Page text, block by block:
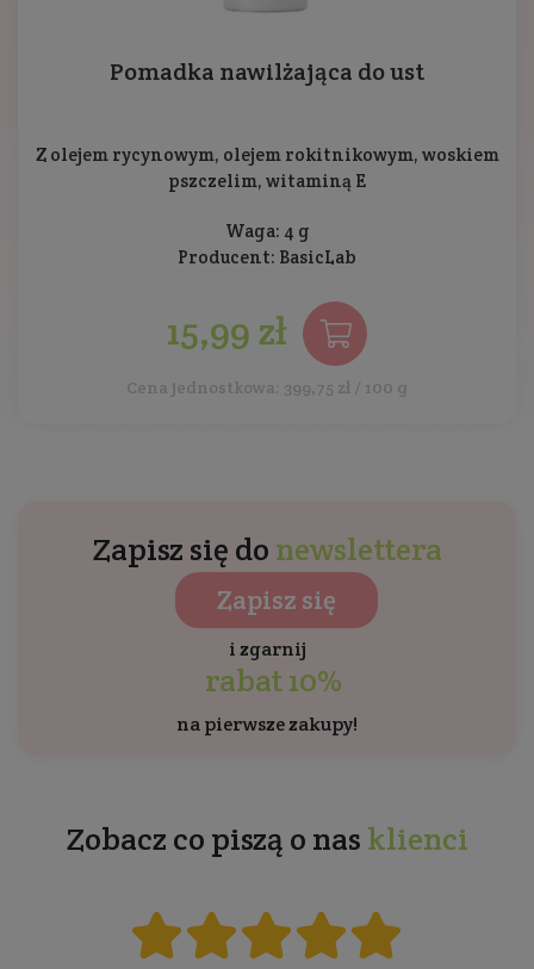
Pomadka nawilżająca do ust
Z olejem rycynowym, olejem rokitnikowym, woskiem
pszczelim, witaminą E
Waga: 4 g
Producent: BasicLab
15,99 zł
Cena jednostkowa: 399,75 zł / 100 g
Zapisz się do newslettera
Zapisz się
i zgarnij
rabat 10%
na pierwsze zakupy!
Zobacz co piszą o nas klienci